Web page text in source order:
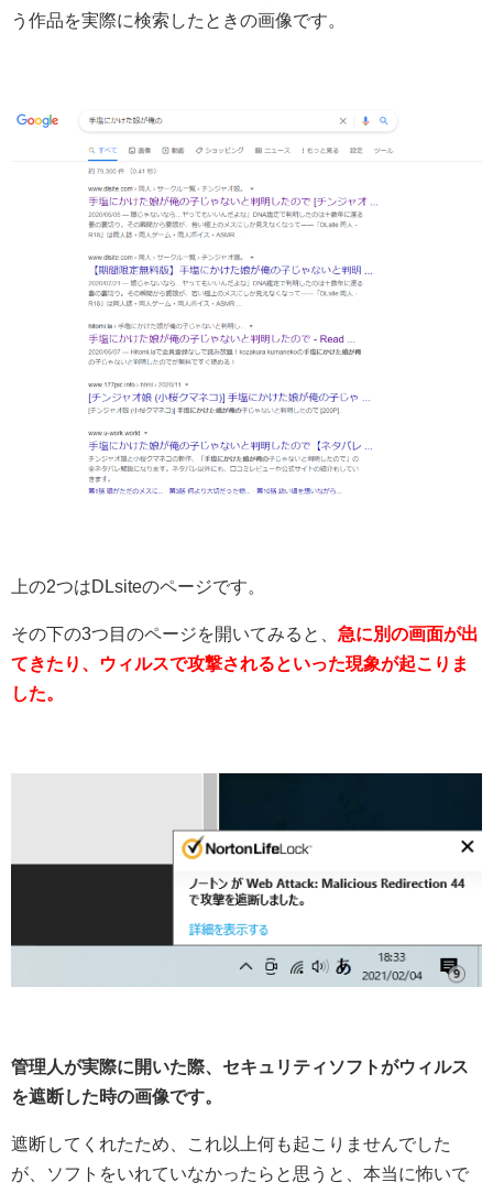
う作品を実際に検索したときの画像です。
上の2つはDLsiteのページです。
その下の3つ目のページを開いてみると、 急に別の画面が出
てきたり、ウィルスで攻撃されるといった現象が起こりま
した。
管理人が実際に開いた際、セキュリティソフトがウィルス
を遮断した時の画像です。
遮断してくれたため、これ以上何も起こりませんでした
が、ソフトをいれていなかったらと思うと、本当に怖いで